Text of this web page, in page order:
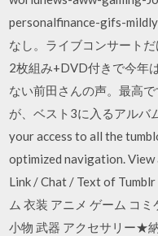
personalfinance-gifs-
なし。ライブコンサート
2枚組み+DVD付きで今年
ない前田さんの声。最高
が、ベスト3に入るアルバ
your access to all the
optimized navigation.
Link / Chat / Text of
ム 衣装 アニメ ゲーム コ
小物 武器 アクセサリー★